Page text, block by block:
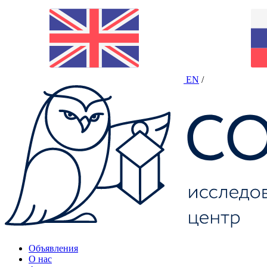
EN /
Объявления
О нас